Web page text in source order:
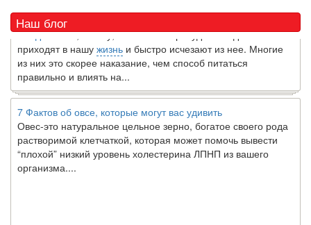
Наш блог
5 причин обратить внимание на средиземноморскую диету
Какдиетолог
приходят в нашу
жизнь
и быстро исчезают из нее. Многие
из них это скорее наказание, чем способ питаться
правильно и влиять на...
7 Фактов об овсе, которые могут вас удивить
Овес-это натуральное цельное зерно, богатое своего рода
растворимой клетчаткой, которая может помочь вывести
“плохой” низкий уровень холестерина ЛПНП из вашего
организма....